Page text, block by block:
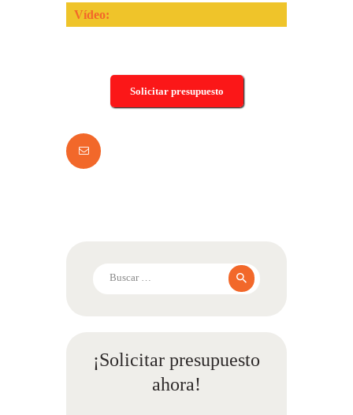
Vídeo:
Solicitar presupuesto
¡Solicitar presupuesto
ahora!